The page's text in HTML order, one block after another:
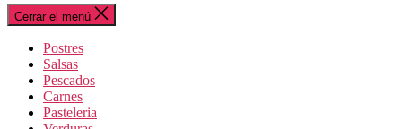
Cerrar el menú
Postres
Salsas
Pescados
Carnes
Pasteleria